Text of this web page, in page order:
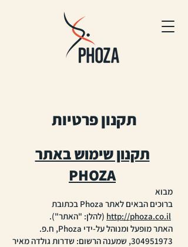
תקנון פרטיות
תקנון שימוש באתר
PHOZA
מבוא
ברוכים הבאים לאתר Phoza בכתובת
http://phoza.co.il (להלן: "האתר").
האתר מופעל ומנוהל על-ידי Phoza, ח.פ.
304951973, שמענה הרשום: שדרות גולדה מאיר